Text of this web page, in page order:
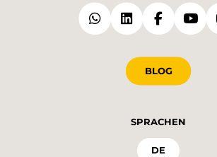
BLOG
SPRACHEN
DE